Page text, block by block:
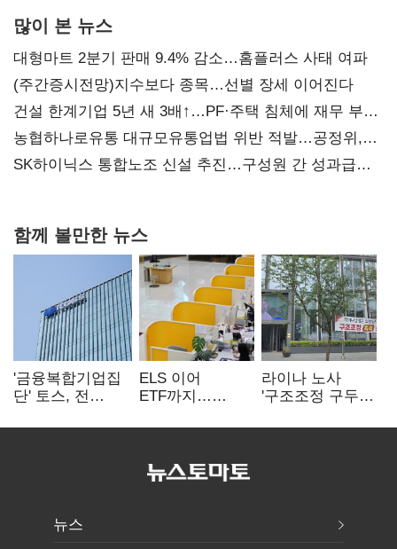
많이 본 뉴스
대형마트 2분기 판매 9.4% 감소…홈플러스 사태 여파
(주간증시전망)지수보다 종목…선별 장세 이어진다
건설 한계기업 5년 새 3배↑…PF·주택 침체에 재무 부담
확대
농협하나로유통 대규모유통업법 위반 적발…공정위,
과징금 4억6200만원 부과
SK하이닉스 통합노조 신설 추진…구성원 간 성과급
함께 볼만한 뉴스
'금융복합기업집
단' 토스, 전
표준화
ELS 이어
ETF까지…
제동 걸린 은행
라이나 노사
'구조조정 구두
뉴스